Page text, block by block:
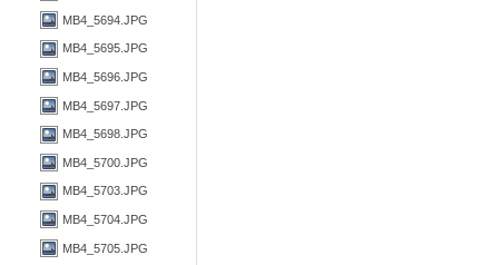
MB4_5694.JPG
MB4_5695.JPG
MB4_5696.JPG
MB4_5697.JPG
MB4_5698.JPG
MB4_5700.JPG
MB4_5703.JPG
MB4_5704.JPG
MB4_5705.JPG